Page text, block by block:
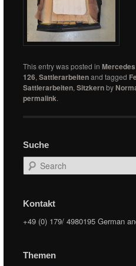
This entry was posted in
126,Sattlerarbeitenand tagged
Sattlerarbeiten,Sitzkernby
permalink.
Suche
Search
Kontakt
+49 (0) 179/ 4980195 German
Themen